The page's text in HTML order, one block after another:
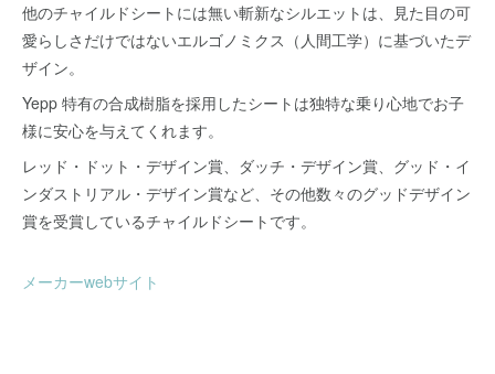
他のチャイルドシートには無い斬新なシルエットは、見た目の可
愛らしさだけではないエルゴノミクス（人間工学）に基づいたデ
ザイン。
Yepp 特有の合成樹脂を採用したシートは独特な乗り心地でお子
様に安心を与えてくれます。
レッド・ドット・デザイン賞、ダッチ・デザイン賞、グッド・イ
ンダストリアル・デザイン賞など、その他数々のグッドデザイン
賞を受賞しているチャイルドシートです。
メーカーwebサイト